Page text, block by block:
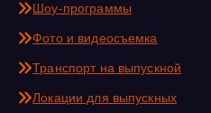
Шоу-программы
Фото и видеосъемка
Транспорт на выпускной
Локации для выпускных